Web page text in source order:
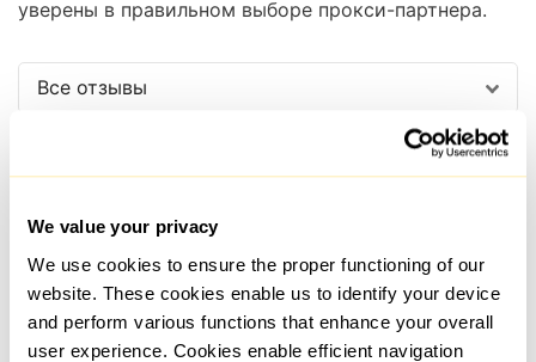
We value your privacy
We use cookies to ensure the proper functioning of our
website. These cookies enable us to identify your device
and perform various functions that enhance your overall
user experience. Cookies enable efficient navigation
уверены в правильном выборе прокси-партнера.
Все отзывы
Сергей Нечаев
Otzyvmarketing